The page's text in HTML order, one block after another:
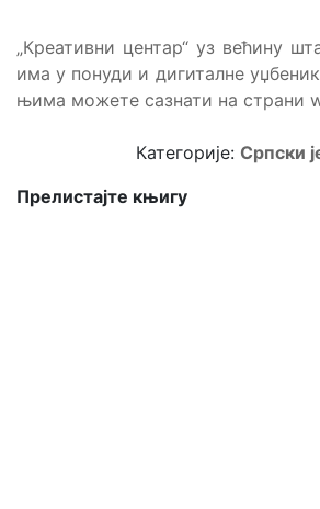
„Креативни центар“ уз већину
има у понуди и дигиталне
њима можете сазнати на страни
Категорије: Српски
Прелистајте књигу